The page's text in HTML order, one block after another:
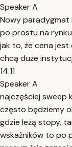
Speaker A
Nowy paradygmat
po prostu na
jak to, że cena
chcą duże
14:11
Speaker A
najczęściej sweep
często będziemy
gdzie leżą stopy,
wskaźników to po